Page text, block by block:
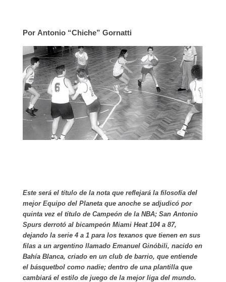
Por Antonio “Chiche” Gornatti
Este será el título de la nota que reflejará la filosofía del
mejor Equipo del Planeta que anoche se adjudicó por
quinta vez el título de Campeón de la NBA; San Antonio
Spurs derrotó al bicampeón Miami Heat 104 a 87,
dejando la serie 4 a 1 para los texanos que tienen en sus
filas a un argentino llamado Emanuel Ginóbili, nacido en
Bahía Blanca, criado en un club de barrio, que entiende
el básquetbol como nadie; dentro de una plantilla que
cambiará el estilo de juego de la mejor liga del mundo.